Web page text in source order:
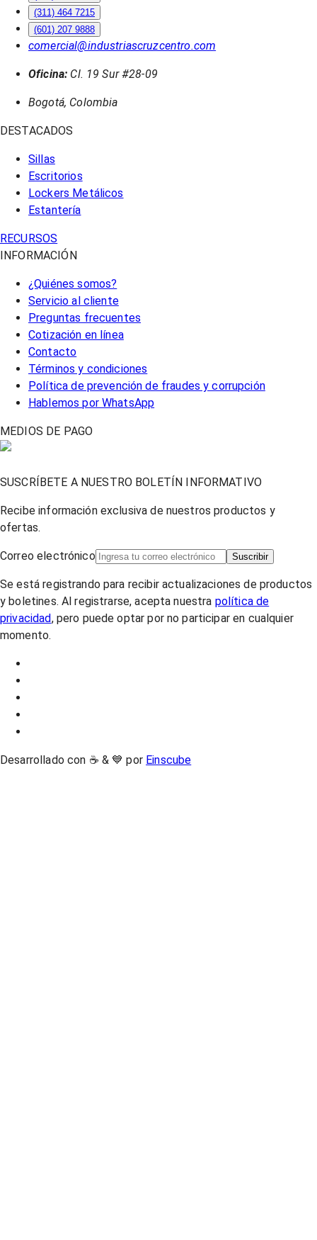
(311) 464 7215
(601) 207 9888
comercial@industriascruzcentro.com
Oficina: Cl. 19 Sur #28-09
Bogotá, Colombia
DESTACADOS
Sillas
Escritorios
Lockers Metálicos
Estantería
RECURSOS
INFORMACIÓN
¿Quiénes somos?
Servicio al cliente
Preguntas frecuentes
Cotización en línea
Contacto
Términos y condiciones
Política de prevención de fraudes y corrupción
Hablemos por WhatsApp
MEDIOS DE PAGO
SUSCRÍBETE A NUESTRO BOLETÍN INFORMATIVO
Recibe información exclusiva de nuestros productos y
ofertas.
Correo electrónico Suscribir
Se está registrando para recibir actualizaciones de productos
y boletines. Al registrarse, acepta nuestra política de
privacidad, pero puede optar por no participar en cualquier
momento.
Desarrollado con ☕ & 💙 por Einscube